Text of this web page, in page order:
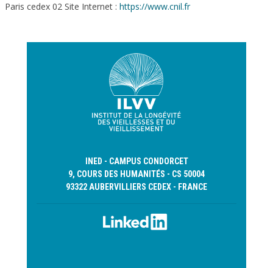
Paris cedex 02 Site Internet : https://www.cnil.fr
INED - CAMPUS CONDORCET
9, COURS DES HUMANITÉS - CS 50004
93322 AUBERVILLIERS CEDEX - FRANCE